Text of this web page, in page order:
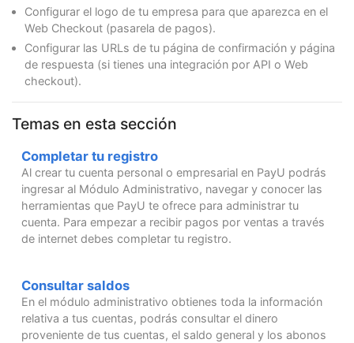
Configurar el logo de tu empresa para que aparezca en el
Web Checkout (pasarela de pagos).
Configurar las URLs de tu página de confirmación y página
de respuesta (si tienes una integración por API o Web
checkout).
Temas en esta sección
Completar tu registro
Al crear tu cuenta personal o empresarial en PayU podrás
ingresar al Módulo Administrativo, navegar y conocer las
herramientas que PayU te ofrece para administrar tu
cuenta. Para empezar a recibir pagos por ventas a través
de internet debes completar tu registro.
Consultar saldos
En el módulo administrativo obtienes toda la información
relativa a tus cuentas, podrás consultar el dinero
proveniente de tus cuentas, el saldo general y los abonos